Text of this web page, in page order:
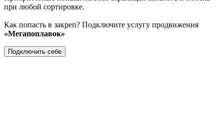
при любой сортировке.
Как попасть в закреп? Подключите услугу продвижения
«Мегапоплавок»
Подключить себе